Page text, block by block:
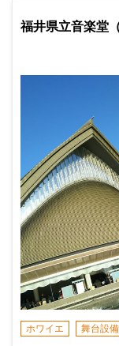
福井県立音楽堂
ホワイエ 舞台設備